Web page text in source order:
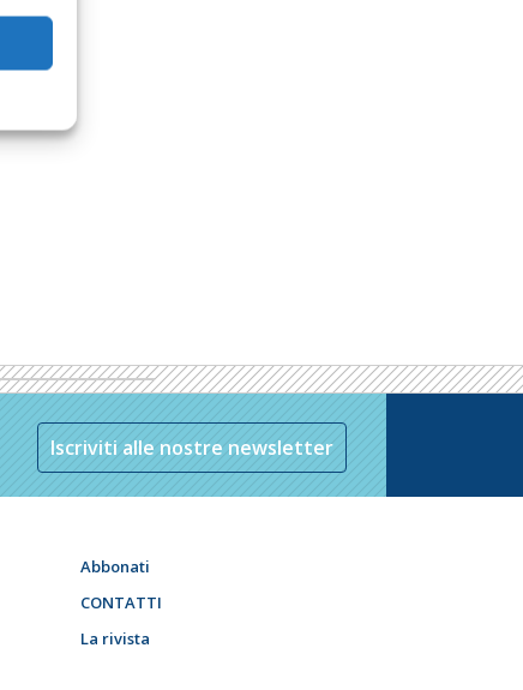
Iscriviti alle nostre newsletter
Abbonati
CONTATTI
La rivista